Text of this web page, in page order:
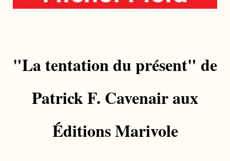
"La tentation du présent" de
Patrick F. Cavenair aux
Éditions Marivole